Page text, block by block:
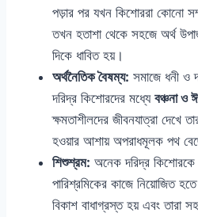
পড়ার পর যখন কিশোররা কোনো
তখন হতাশা থেকে সহজে অর্থ
দিকে ধাবিত হয়।
অর্থনৈতিক বৈষম্য: সমাজে ধনী ও
দরিদ্র কিশোরদের মধ্যে বঞ্চনা ও
ক্ষমতাশীলদের জীবনযাত্রা দেখে
হওয়ার আশায় অপরাধমূলক পথ
শিশুশ্রম: অনেক দরিদ্র
পারিশ্রমিকের কাজে নিয়োজিত
বিকাশ বাধাগ্রস্ত হয় এবং তারা